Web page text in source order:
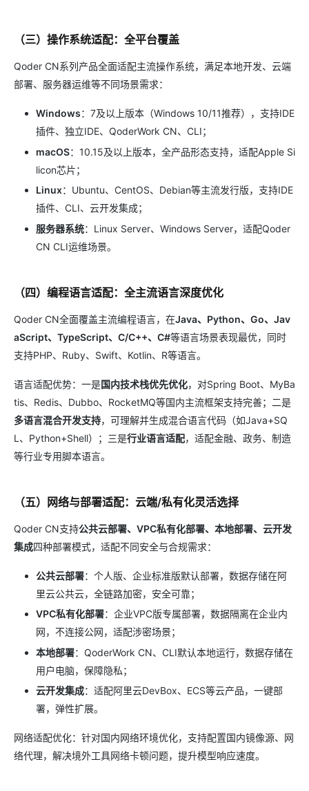
（三）操作系统适配：全平台覆盖
Qoder CN系列产品全面适配主流操作系统，满足本地开发、云端
部署、服务器运维等不同场景需求：
Windows：7及以上版本（Windows 10/11推荐），支持IDE
插件、独立IDE、QoderWork CN、CLI；
macOS：10.15及以上版本，全产品形态支持，适配Apple Si
licon芯片；
Linux：Ubuntu、CentOS、Debian等主流发行版，支持IDE
插件、CLI、云开发集成；
服务器系统：Linux Server、Windows Server，适配Qoder
CN CLI运维场景。
（四）编程语言适配：全主流语言深度优化
Qoder CN全面覆盖主流编程语言，在Java、Python、Go、Jav
aScript、TypeScript、C/C++、C#等语言场景表现最优，同时
支持PHP、Ruby、Swift、Kotlin、R等语言。
语言适配优势：一是国内技术栈优先优化，对Spring Boot、MyBa
tis、Redis、Dubbo、RocketMQ等国内主流框架支持完善；二是
多语言混合开发支持，可理解并生成混合语言代码（如Java+SQ
L、Python+Shell）；三是行业语言适配，适配金融、政务、制造
等行业专用脚本语言。
（五）网络与部署适配：云端/私有化灵活选择
Qoder CN支持公共云部署、VPC私有化部署、本地部署、云开发
集成四种部署模式，适配不同安全与合规需求：
公共云部署：个人版、企业标准版默认部署，数据存储在阿
里云公共云，全链路加密，安全可靠；
VPC私有化部署：企业VPC版专属部署，数据隔离在企业内
网，不连接公网，适配涉密场景；
本地部署：QoderWork CN、CLI默认本地运行，数据存储在
用户电脑，保障隐私；
云开发集成：适配阿里云DevBox、ECS等云产品，一键部
署，弹性扩展。
网络适配优化：针对国内网络环境优化，支持配置国内镜像源、网
络代理，解决境外工具网络卡顿问题，提升模型响应速度。